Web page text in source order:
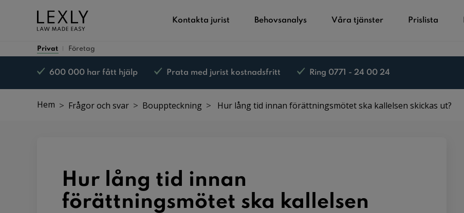
Kontakta jurist Behovsanalys Våra tjänster Prislista
Privat Företag
600 000 har fått hjälp Prata med jurist kostnadsfritt
Ring 0771 - 24 00 24
Nöjd kund-garanti*
Hem Frågor och svar Bouppteckning Hur lång tid innan förättningsmötet ska kallelsen skickas ut?
Hur lång tid innan
förättningsmötet ska kallelsen